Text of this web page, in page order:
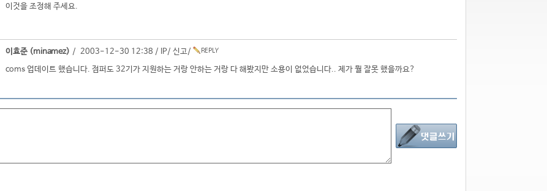
이것을 조정해 주세요.
이효준 (minamez) / 2003-12-30 12:38 / IP/ 신고/
coms 업데이트 했습니다. 점퍼도 32기가 지원하는 거랑 안하는 거랑 다 해봤지만 소용이 없었습니다.. 제가 뭘 잘못 했을까요?